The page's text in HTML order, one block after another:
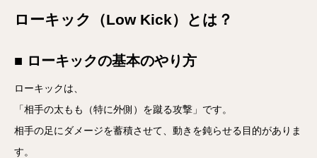
ローキック（Low Kick）とは？
■ ローキックの基本のやり方
ローキックは、
「相手の太もも（特に外側）を蹴る攻撃」です。
相手の足にダメージを蓄積させて、動きを鈍らせる目的がありま
す。